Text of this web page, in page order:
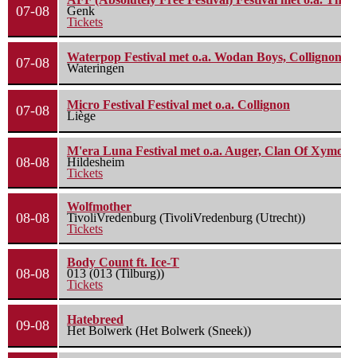
07-08
Genk
Tickets
07-08
Waterpop Festival met o.a. Wodan Boys, Collignon
Wateringen
07-08
Micro Festival Festival met o.a. Collignon
Liège
08-08
M'era Luna Festival met o.a. Auger, Clan Of
Hildesheim
Tickets
08-08
Wolfmother
TivoliVredenburg (TivoliVredenburg (Utrecht))
Tickets
08-08
Body Count ft. Ice-T
013 (013 (Tilburg))
Tickets
09-08
Hatebreed
Het Bolwerk (Het Bolwerk (Sneek))